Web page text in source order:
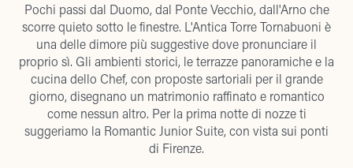
Pochi passi dal Duomo, dal Ponte Vecchio, dall'Arno che
scorre quieto sotto le finestre. L'Antica Torre Tornabuoni è
una delle dimore più suggestive dove pronunciare il
proprio sì. Gli ambienti storici, le terrazze panoramiche e la
cucina dello Chef, con proposte sartoriali per il grande
giorno, disegnano un matrimonio raffinato e romantico
come nessun altro. Per la prima notte di nozze ti
suggeriamo la Romantic Junior Suite, con vista sui ponti
di Firenze.